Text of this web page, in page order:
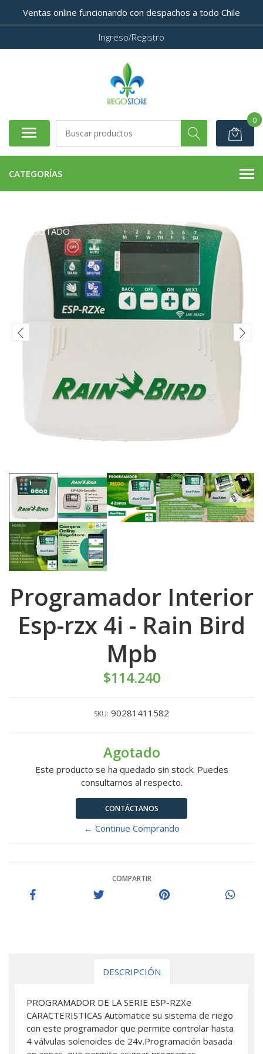
Ventas online funcionando con despachos a todo Chile
Ingreso/Registro
0
CATEGORÍAS
AGOTADO
Programador Interior
Esp-rzx 4i - Rain Bird
Mpb
$114.240
SKU: 90281411582
Agotado
Este producto se ha quedado sin stock. Puedes
consultarnos al respecto.
CONTÁCTANOS
← Continue Comprando
COMPARTIR
DESCRIPCIÓN
PROGRAMADOR DE LA SERIE ESP-RZXe
CARACTERISTICAS Automatice su sistema de riego
con este programador que permite controlar hasta
4 válvulas solenoides de 24v.Programación basada